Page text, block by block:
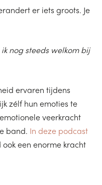
er iets groots. Je
nog steeds welkom bij
ervaren tijdens
zélf hun emoties te
veerkracht
band. In deze podcast
een enorme kracht